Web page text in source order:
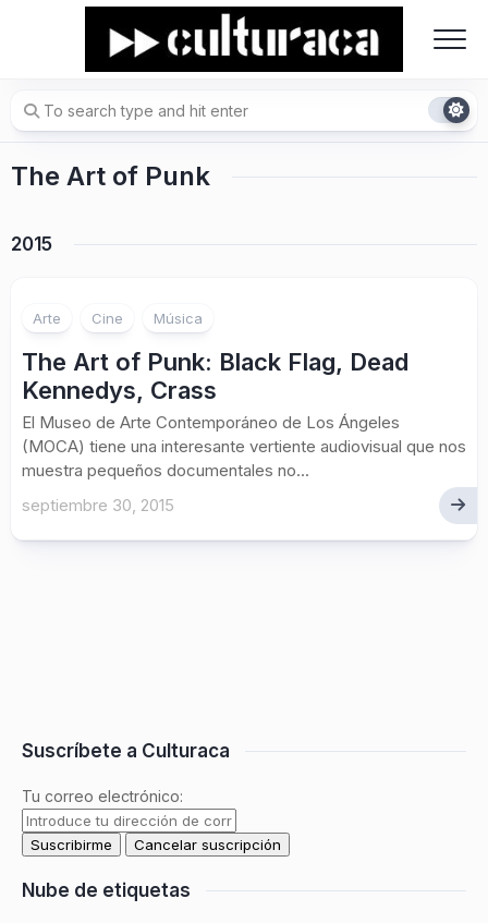
The Art of Punk
2015
Arte Cine Música
The Art of Punk: Black Flag, Dead
Kennedys, Crass
El Museo de Arte Contemporáneo de Los Ángeles
(MOCA) tiene una interesante vertiente audiovisual que nos
muestra pequeños documentales no...
septiembre 30, 2015
Suscríbete a Culturaca
Tu correo electrónico:
Nube de etiquetas